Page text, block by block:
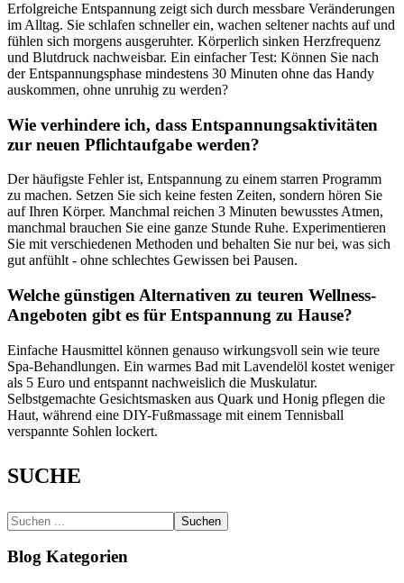
Erfolgreiche Entspannung zeigt sich durch messbare Veränderungen
im Alltag. Sie schlafen schneller ein, wachen seltener nachts auf und
fühlen sich morgens ausgeruhter. Körperlich sinken Herzfrequenz
und Blutdruck nachweisbar. Ein einfacher Test: Können Sie nach
der Entspannungsphase mindestens 30 Minuten ohne das Handy
auskommen, ohne unruhig zu werden?
Wie verhindere ich, dass Entspannungsaktivitäten
zur neuen Pflichtaufgabe werden?
Der häufigste Fehler ist, Entspannung zu einem starren Programm
zu machen. Setzen Sie sich keine festen Zeiten, sondern hören Sie
auf Ihren Körper. Manchmal reichen 3 Minuten bewusstes Atmen,
manchmal brauchen Sie eine ganze Stunde Ruhe. Experimentieren
Sie mit verschiedenen Methoden und behalten Sie nur bei, was sich
gut anfühlt - ohne schlechtes Gewissen bei Pausen.
Welche günstigen Alternativen zu teuren Wellness-
Angeboten gibt es für Entspannung zu Hause?
Einfache Hausmittel können genauso wirkungsvoll sein wie teure
Spa-Behandlungen. Ein warmes Bad mit Lavendelöl kostet weniger
als 5 Euro und entspannt nachweislich die Muskulatur.
Selbstgemachte Gesichtsmasken aus Quark und Honig pflegen die
Haut, während eine DIY-Fußmassage mit einem Tennisball
verspannte Sohlen lockert.
SUCHE
Suchen
Blog Kategorien